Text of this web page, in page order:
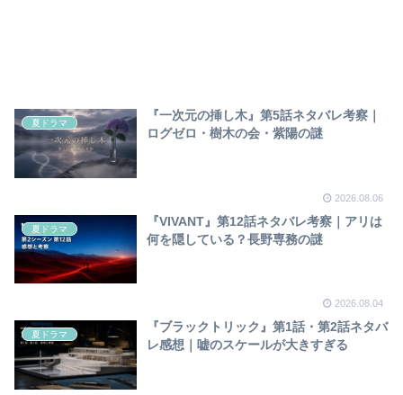
夏ドラマ
『一次元の挿し木』第5話ネタバレ考察｜
ログゼロ・樹木の会・紫陽の謎
2026.08.06
夏ドラマ
『VIVANT』第12話ネタバレ考察｜アリは
何を隠している？長野専務の謎
2026.08.04
夏ドラマ
『ブラックトリック』第1話・第2話ネタバ
レ感想｜嘘のスケールが大きすぎる